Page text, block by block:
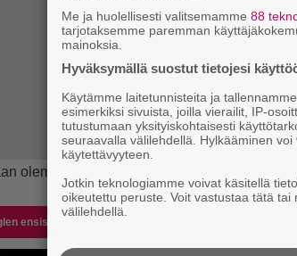
olemaan yhteydessä tuotteen ostopaikkaan
ensisijaiseksi lähteeksi
Me ja huolellisesti valitsemamme 88
tarjotaksemme paremman
mainoksia.
Hyväksymällä suostut tietojesi
Käytämme laitetunnisteita ja
esimerkiksi sivuista, joilla vierailit, IP-
tutustumaan yksityiskohtaisesti
seuraavalla välilehdellä. Hylkääminen
käytettävyyteen.
Jotkin teknologiamme voivat käsitellä
oikeutettu peruste. Voit vastustaa tätä
välilehdellä.